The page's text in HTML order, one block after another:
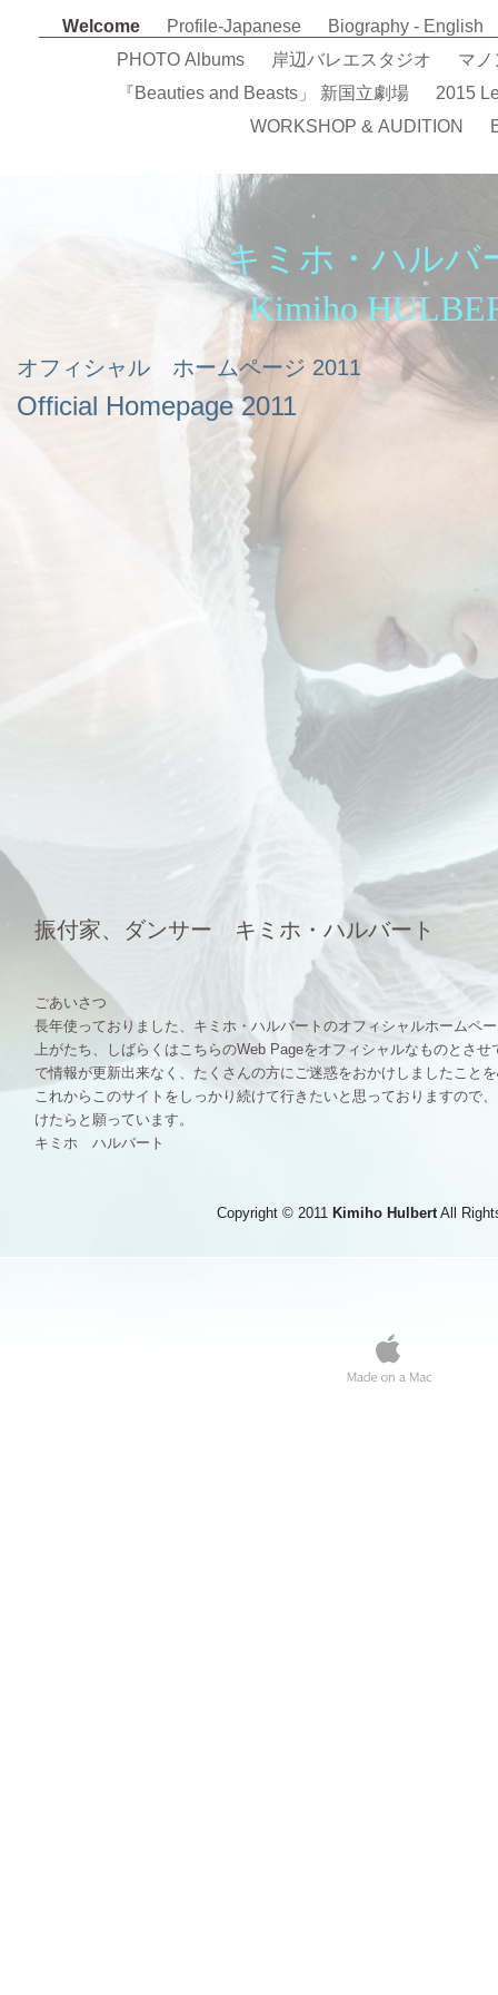
Welcome Profile-Japanese
Biography - English
PHOTO Albums
岸辺バレエスタジオ
マノ
『Beauties and Beasts」 新国立劇場
2015
WORKSHOP & AUDITION
キミホ・ハルバ
Kimiho
オフィシャル ホームページ 2011
Official Homepage 2011
ごあいさつ
長年使っておりました、キミホ・ハルバートのオフィシャルホームペ
上がたち、しばらくはこちらのWeb Pageをオフィシャルなものとさ
で情報が更新出来なく、たくさんの方にご迷惑をおかけしましたこと
これからこのサイトをしっかり続けて行きたいと思っておりますので
けたらと願っています。
キミホ ハルバート
Copyright © 2011 Kimiho HulbertAll
振付家、ダンサー キミホ・ハルバート